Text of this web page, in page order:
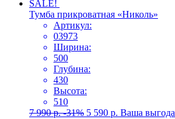
SALE!
Тумба прикроватная «Николь»
Артикул:
03973
Ширина:
500
Глубина:
430
Высота:
510
7 990р. -31% 5 590 р. Ваша выгода